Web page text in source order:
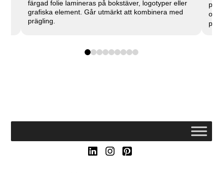
färgad folie lamineras på bokstäver, logotyper eller
grafiska element. Går utmärkt att kombinera med
prägling.
och
0 1 2 3 4 5 6 7 8